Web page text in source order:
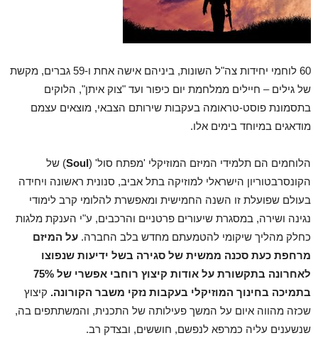
60 לוחמי יחידות צה"ל השונות, ביניהם אישה אחת ו-59 גברים, מקשת
של גילים – חיילים ממלחמת יום כיפור ועד "צוק איתן", הלוקים
בתסמונת פוסט-טראומה בעקבות שירותם הצבאי, מוצאים עצמם
מודאגים במיוחד בימים אלו.
הלוחמים הם תלמידי המיזם המוזיקלי 'מפתח סול' (Soul) של
הקונסרבטוריון הישראלי למוזיקה בתל אביב, סנונית ראשונה ויחידה
בעולם שפועלת זו השנה החמישית ומאפשרת להלומי קרב לימודי
נגינה ושירה, במסגרת שיעורים פרטניים והרכבים, ע"י הענקת מלגות
כחלק מהליך שיקומי להטמעתם מחדש בלב החברה. על המיזם
מרחפת כעת סכנה ממשית של סגירה בשל ידיעות שנפוצו
לאחרונה בתקשורת על אודות קיצוץ רוחבי אפשרי של 75%
בתמיכה בחינוך המוזיקלי בעקבות נזקי משבר הקורונה. קיצוץ
שכזה מהווה איום על המשך פעילותה של התכנית, והמשתתפים בה,
שנשענים עליה כמרפא לנפשם, חוששים, ובצדק רב.